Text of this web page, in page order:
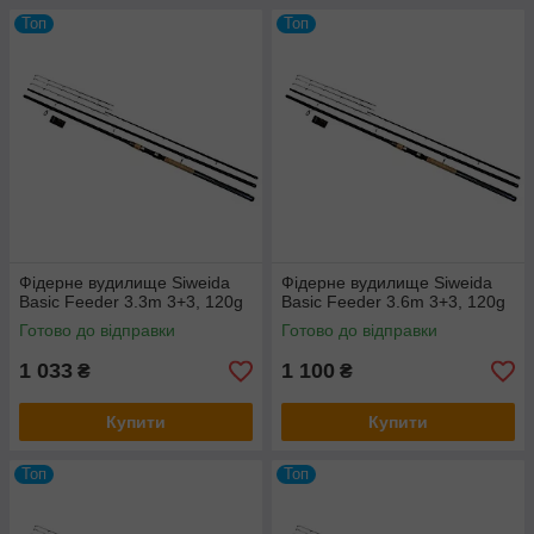
Топ
Фідерне вудилище Siweida
Basic Feeder 3.3m 3+3, 120g
Готово до відправки
1 033 ₴
Купити
Топ
Фідерне вудилище Siweida
Basic Feeder 3.6m 3+3, 120g
Готово до відправки
1 100 ₴
Купити
Топ Топ